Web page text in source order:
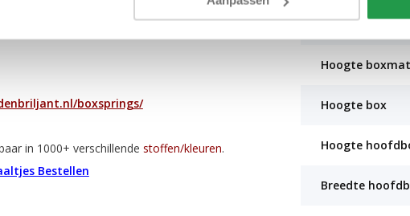
Na bestelling wordt deze namelijk op
boxsprings/
in 1000+ verschillende stoffen/kleuren.
Bestellen
Type box
Hoogte
Hoogte box
Hoogte
Breedte